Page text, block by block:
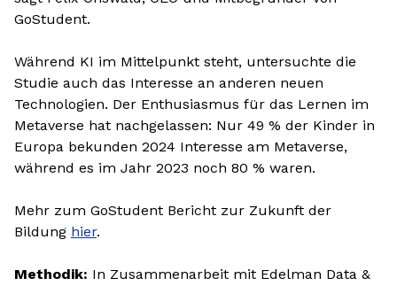
GoStudent.
Während KI im Mittelpunkt steht, untersuchte die
Studie auch das Interesse an anderen neuen
Technologien. Der Enthusiasmus für das Lernen im
Metaverse hat nachgelassen: Nur 49 % der Kinder in
Europa bekunden 2024 Interesse am Metaverse,
während es im Jahr 2023 noch 80 % waren.
Mehr zum GoStudent Bericht zur Zukunft der
Bildung hier.
Methodik: In Zusammenarbeit mit Edelman Data &